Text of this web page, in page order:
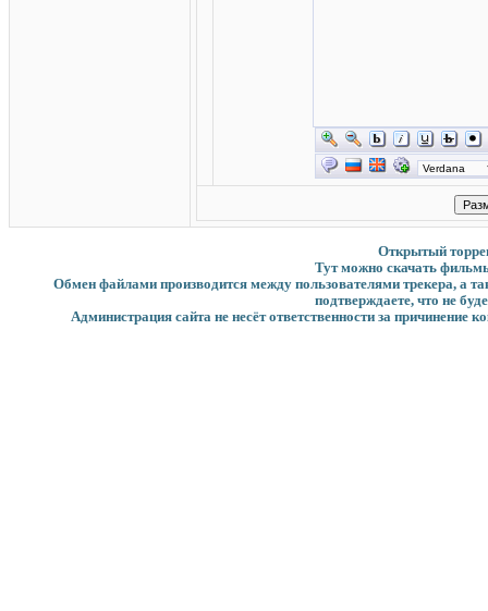
Открытый
Тут можно скачать
Обмен файлами производится между пользователями трекера, а
подтверждаете, что не
Администрация сайта не несёт ответственности за причинение